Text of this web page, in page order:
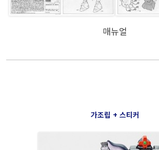
매뉴얼
가조립 + 스티커